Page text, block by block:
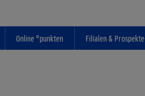
Online °punkten Filialen & Prospekte